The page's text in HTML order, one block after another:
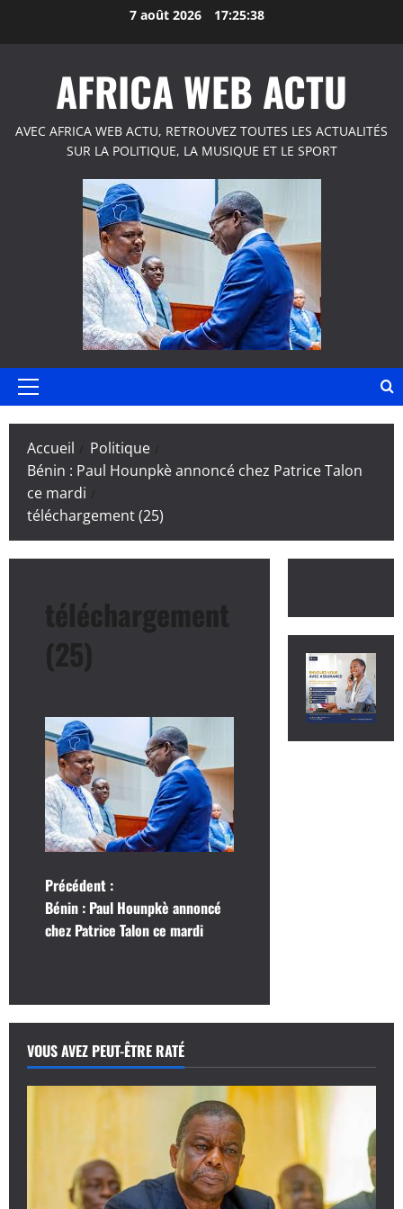
7 août 2026 17:25:38
AFRICA WEB ACTU
AVEC AFRICA WEB ACTU, RETROUVEZ TOUTES LES ACTUALITÉS
SUR LA POLITIQUE, LA MUSIQUE ET LE SPORT
Menu
Accueil
Politique
Bénin : Paul Hounpkè annoncé chez Patrice Talon
ce mardi
téléchargement (25)
téléchargement
(25)
N
a
i
g
a
Précédent :
Bénin : Paul Hounpkè annoncé
chez Patrice Talon ce mardi
VOUS AVEZ PEUT-ÊTRE RATÉ